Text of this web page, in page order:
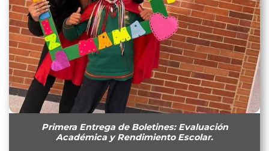
Primera Entrega de Boletines: Evaluación
Académica y Rendimiento Escolar.